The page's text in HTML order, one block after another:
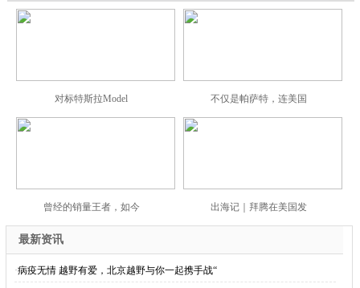
对标特斯拉Model 不仅是帕萨特，连美国
曾经的销量王者，如今 出海记｜拜腾在美国发
最新资讯
·病疫无情 越野有爱，北京越野与你一起携手战“